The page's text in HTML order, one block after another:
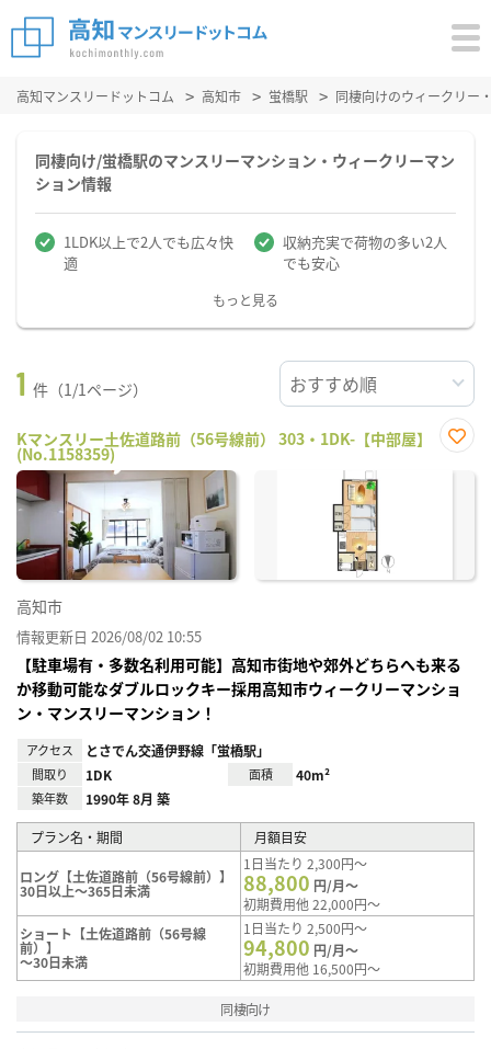
高知マンスリードットコム 高知市 蛍橋駅 同棲向けのウィークリー
同棲向け/蛍橋駅のマンスリーマンション・ウィークリーマン
ション情報
1LDK以上で2人でも広々快
適
収納充実で荷物の多い2人
でも安心
もっと見る
1 件（1/1ページ）
Kマンスリー土佐道路前（56号線前） 303・1DK-【中部屋】
(No.1158359)
に入
高知市
情報更新日 2026/08/02 10:55
【駐車場有・多数名利用可能】高知市街地や郊外どちらへも来る
か移動可能なダブルロックキー採用高知市ウィークリーマンショ
ン・マンスリーマンション！
アクセス とさでん交通伊野線「蛍橋駅」
間取り 1DK 面積 40m²
築年数 1990年 8月 築
プラン名・期間 月額目安
ロング【土佐道路前（56号線前）】
30日以上～365日未満
1日当たり 2,300円～
88,800 円/月～
初期費用他 22,000円～
ショート【土佐道路前（56号線
前）】
～30日未満
1日当たり 2,500円～
94,800 円/月～
初期費用他 16,500円～
同棲向け